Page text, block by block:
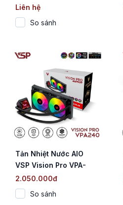
White (Màn hình LCD
2.8" / 360mm / TDP
300W)
Liên hệ
So sánh
Tản Nhiệt Nước AIO
VSP Vision Pro VPA-
240 Đen (Square
Screen / 240mm / Quạt
2000 RPM / TDP 250W)
2.050.000đ
So sánh